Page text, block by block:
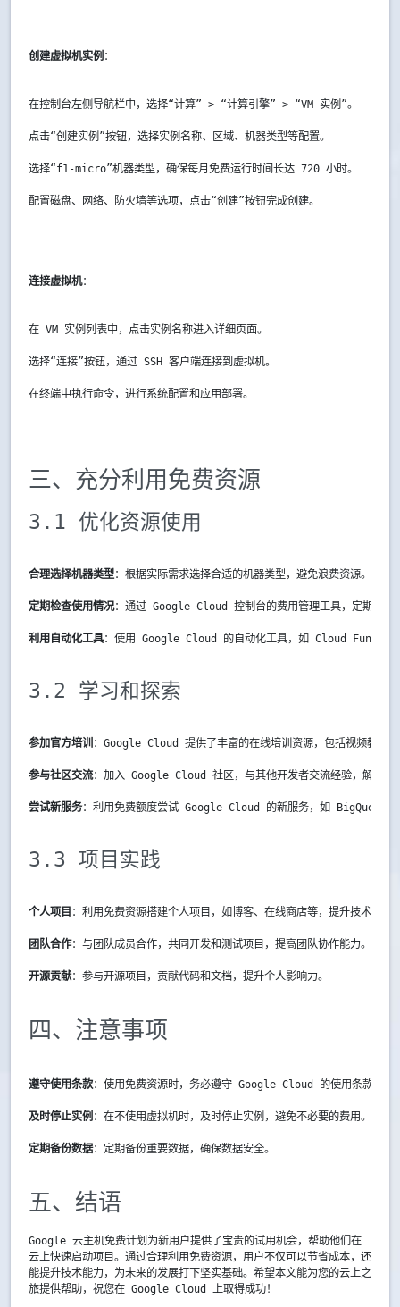
创建虚拟机实例 ：
在控制台左侧导航栏中，选择“计算” > “计算引擎” > “VM 实例”。
点击“创建实例”按钮，选择实例名称、区域、机器类型等配置。
选择“f1-micro”机器类型，确保每月免费运行时间长达 720 小时。
配置磁盘、网络、防火墙等选项，点击“创建”按钮完成创建。
连接虚拟机：
在 VM 实例列表中，点击实例名称进入详细页面。
选择“连接”按钮，通过 SSH 客户端连接到虚拟机。
在终端中执行命令，进行系统配置和应用部署。
三、充分利用免费资源
3.1 优化资源使用
合理选择机器类型：根据实际需求选择合适的机器类型，避免浪费资源。
定期检查使用情况：通过 Google Cloud 控制台的费用管理工具，定期检查
利用自动化工具：使用 Google Cloud 的自动化工具，如 Cloud
3.2 学习和探索
参加官方培训 ：Google Cloud 提供了丰富的在线培训资源，包括视频教程
参与社区交流：加入 Google Cloud 社区，与其他开发者交流经验，解决技
尝试新服务：利用免费额度尝试 Google Cloud 的新服务，如 BigQuery
3.3 项目实践
个人项目 ：利用免费资源搭建个人项目，如博客、在线商店等，提升技术实力
团队合作：与团队成员合作，共同开发和测试项目，提高团队协作能力。
开源贡献：参与开源项目，贡献代码和文档，提升个人影响力。
四、注意事项
遵守使用条款：使用免费资源时，务必遵守 Google Cloud 的使用条款，避
及时停止实例 ：在不使用虚拟机时，及时停止实例，避免不必要的费用。
定期备份数据：定期备份重要数据，确保数据安全。
五、结语
Google 云主机免费计划为新用户提供了宝贵的试用机会，帮助他们在
云上快速启动项目。通过合理利用免费资源，用户不仅可以节省成本，还
能提升技术能力，为未来的发展打下坚实基础。希望本文能为您的云上之
旅提供帮助，祝您在 Google Cloud 上取得成功！